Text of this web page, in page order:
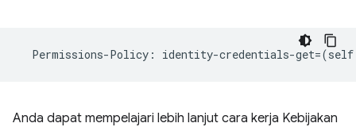
Permissions-Policy : identity-credentials-get=(self
Anda dapat mempelajari lebih lanjut cara kerja Kebijakan